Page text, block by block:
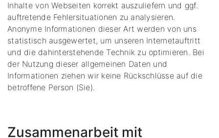
Inhalte von Webseiten korrekt auszuliefern und ggf.
auftretende Fehlersituationen zu analysieren.
Anonyme Informationen dieser Art werden von uns
statistisch ausgewertet, um unseren Internetauftritt
und die dahinterstehende Technik zu optimieren. Bei
der Nutzung dieser allgemeinen Daten und
Informationen ziehen wir keine Rückschlüsse auf die
betroffene Person (Sie).
Zusammenarbeit mit